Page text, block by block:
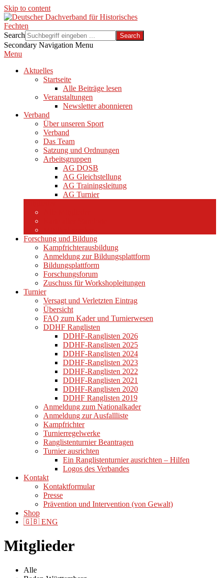
Skip to content
Search
Secondary Navigation Menu
Menu
Aktuelles
Startseite
Alle Beiträge lesen
Veranstaltungen
Newsletter abonnieren
Verband
Über unseren Sport
Verband
Das Team
Satzung und Ordnungen
Arbeitsgruppen
AG DOSB
AG Gleichstellung
AG Trainingsleitung
AG Turnier
Forschung und Bildung
Kampfrichterausbildung
Anmeldung zur Bildungsplattform
Bildungsplattform
Forschungsforum
Zuschuss für Workshopleitungen
Turnier
Versagt und Verletzten Eintrag
Übersicht
FAQ zum Kader und Turnierwesen
DDHF Ranglisten
DDHF-Ranglisten 2026
DDHF-Ranglisten 2025
DDHF-Ranglisten 2024
DDHF-Ranglisten 2023
DDHF-Ranglisten 2022
DDHF-Ranglisten 2021
DDHF-Ranglisten 2020
DDHF Ranglisten 2019
Anmeldung zum Nationalkader
Anmeldung zur Ausfallliste
Kampfrichter
Turnierregelwerke
Ranglistenturnier Beantragen
Turnier ausrichten
Ein Ranglistenturnier ausrichten – Hilfen
Logos des Verbandes
Kontakt
Kontaktformular
Presse
Prävention und Intervention (von Gewalt)
Shop
🇬🇧 ENG
Mitglieder
Alle